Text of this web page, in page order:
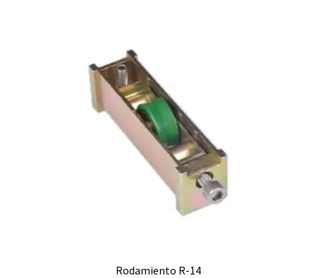
Rodamiento R-14